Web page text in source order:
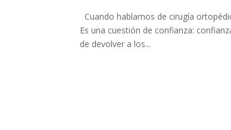
Cuando hablamos de cirugía
Es una cuestión de confianza:
de devolver a los...